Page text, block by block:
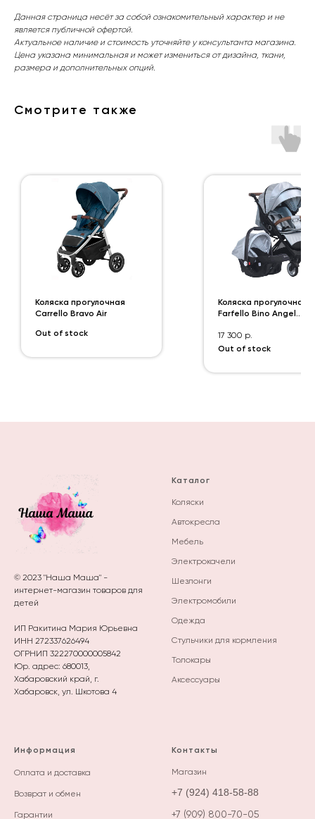
Данная страница несёт за собой ознакомительный характер и не
является публичной офертой.
Актуальное наличие и стоимость уточняйте у консультанта магазина.
Цена указана минимальная и может измениться от дизайна, ткани,
размера и дополнительных опций.
Смотрите также
Коляска прогулочная
Carrello Bravo Air
Out of stock
Коляска прогулочная
Farfello Bino Angel
17 300 р.
Out of stock
© 2023 "Наша Маша" -
интернет-магазин товаров для
детей
ИП Ракитина Мария Юрьевна
ИНН 272337626494
ОГРНИП 322270000005842
Юр. адрес: 680013,
Хабаровский край, г.
Хабаровск, ул. Шкотова 4
Каталог
Коляски
Автокресла
Мебель
Электрокачели
Шезлонги
Электромобили
Одежда
Стульчики для кормления
Толокары
Аксессуары
Информация
Оплата и доставка
Возврат и обмен
Гарантии
Контакты
Магазин
+7 (924) 418-58-88
+7 (909) 800-70-05